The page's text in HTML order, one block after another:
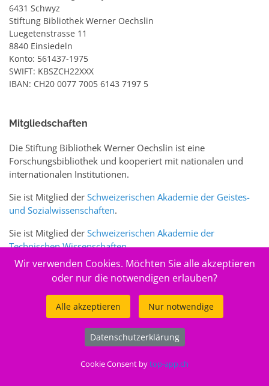
6431 Schwyz
Stiftung Bibliothek Werner Oechslin
Luegetenstrasse 11
8840 Einsiedeln
Konto: 561437-1975
SWIFT: KBSZCH22XXX
IBAN: CH20 0077 7005 6143 7197 5
Mitgliedschaften
Die Stiftung Bibliothek Werner Oechslin ist eine
Forschungsbibliothek und kooperiert mit nationalen und
internationalen Institutionen.
Sie ist Mitglied der Schweizerischen Akademie der Geistes-
und Sozialwissenschaften.
Sie ist Mitglied der Schweizerischen Akademie der
Technischen Wissenschaften.
Sie ist zudem Mitglied des Schweizer Portalswww.sciences-
Stiftung Bibliothek Werner Oechslin
Wir verwenden Cookies. Möchten Sie alle akzeptieren
oder nur die notwendigen erlauben?
Alle akzeptieren Nur notwendige
Datenschutzerklärung
Cookie Consent bytop-app.ch